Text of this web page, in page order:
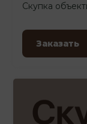
Скупка
Заказать